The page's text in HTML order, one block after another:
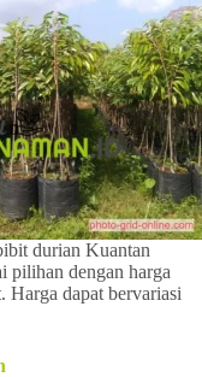
durian Kuantan
pilihan dengan harga
Harga dapat bervariasi